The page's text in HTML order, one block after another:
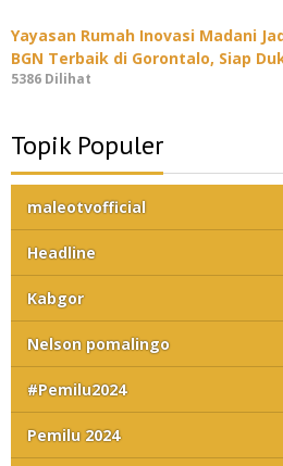
Yayasan Rumah Inovasi Madani
BGN Terbaik di Gorontalo, Siap
5386 Dilihat
Topik Populer
maleotvofficial
Headline
Kabgor
Nelson pomalingo
#Pemilu2024
Pemilu 2024